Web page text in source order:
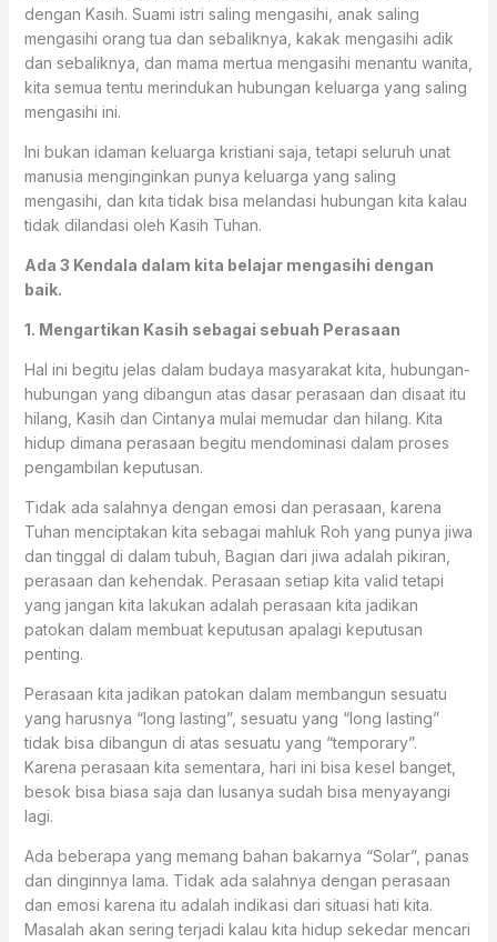
dengan Kasih. Suami istri saling mengasihi, anak saling
mengasihi orang tua dan sebaliknya, kakak mengasihi adik
dan sebaliknya, dan mama mertua mengasihi menantu wanita,
kita semua tentu merindukan hubungan keluarga yang saling
mengasihi ini.
Ini bukan idaman keluarga kristiani saja, tetapi seluruh unat
manusia menginginkan punya keluarga yang saling
mengasihi, dan kita tidak bisa melandasi hubungan kita kalau
tidak dilandasi oleh Kasih Tuhan.
Ada 3 Kendala dalam kita belajar mengasihi dengan
baik.
1. Mengartikan Kasih sebagai sebuah Perasaan
Hal ini begitu jelas dalam budaya masyarakat kita, hubungan-
hubungan yang dibangun atas dasar perasaan dan disaat itu
hilang, Kasih dan Cintanya mulai memudar dan hilang. Kita
hidup dimana perasaan begitu mendominasi dalam proses
pengambilan keputusan.
Tidak ada salahnya dengan emosi dan perasaan, karena
Tuhan menciptakan kita sebagai mahluk Roh yang punya jiwa
dan tinggal di dalam tubuh, Bagian dari jiwa adalah pikiran,
perasaan dan kehendak. Perasaan setiap kita valid tetapi
yang jangan kita lakukan adalah perasaan kita jadikan
patokan dalam membuat keputusan apalagi keputusan
penting.
Perasaan kita jadikan patokan dalam membangun sesuatu
yang harusnya “long lasting”, sesuatu yang “long lasting”
tidak bisa dibangun di atas sesuatu yang “temporary”.
Karena perasaan kita sementara, hari ini bisa kesel banget,
besok bisa biasa saja dan lusanya sudah bisa menyayangi
lagi.
Ada beberapa yang memang bahan bakarnya “Solar”, panas
dan dinginnya lama. Tidak ada salahnya dengan perasaan
dan emosi karena itu adalah indikasi dari situasi hati kita.
Masalah akan sering terjadi kalau kita hidup sekedar mencari